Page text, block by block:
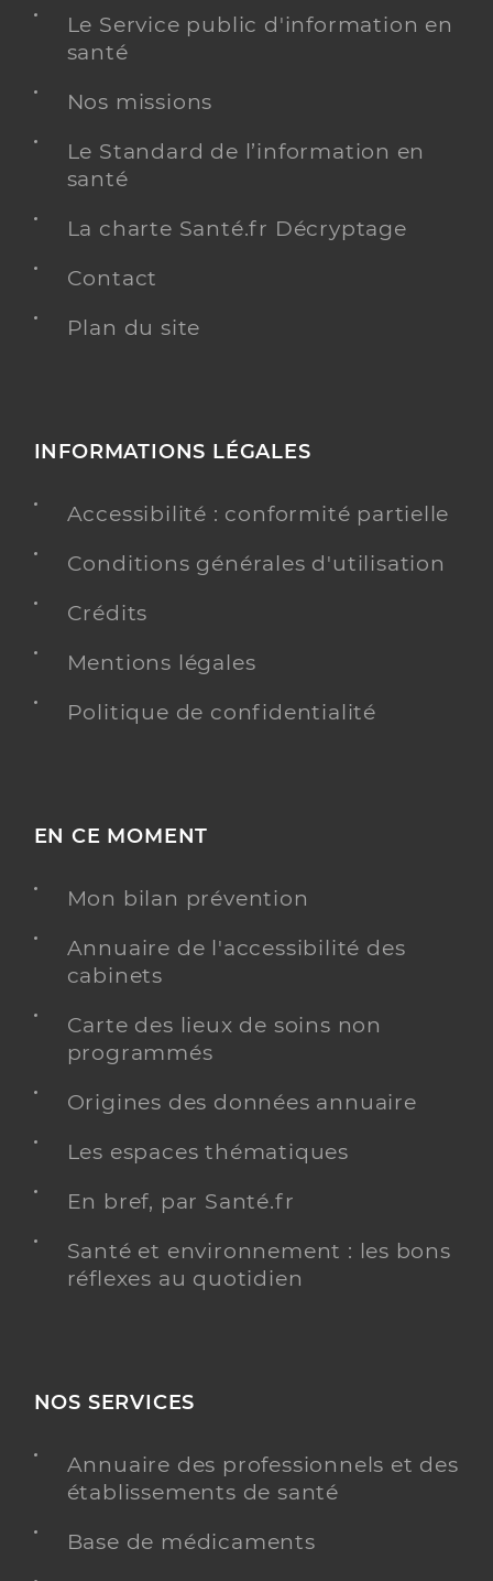
Le Service public d'information en
santé
Nos missions
Le Standard de l’information en
santé
La charte Santé.fr Décryptage
Contact
Plan du site
INFORMATIONS LÉGALES
Accessibilité : conformité partielle
Conditions générales d'utilisation
Crédits
Mentions légales
Politique de confidentialité
EN CE MOMENT
Mon bilan prévention
Annuaire de l'accessibilité des
cabinets
Carte des lieux de soins non
programmés
Origines des données annuaire
Les espaces thématiques
En bref, par Santé.fr
Santé et environnement : les bons
réflexes au quotidien
NOS SERVICES
Annuaire des professionnels et des
établissements de santé
Base de médicaments